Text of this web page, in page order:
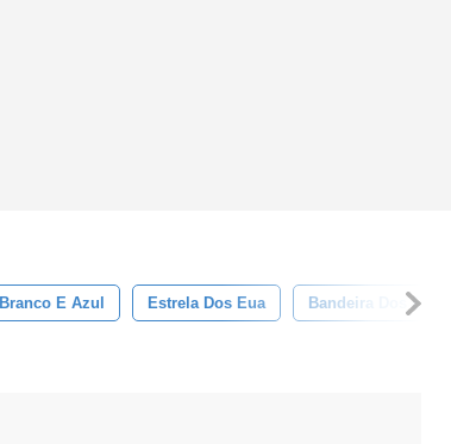
Branco E Azul Estrela Dos Eua Bandeira Dos Eua